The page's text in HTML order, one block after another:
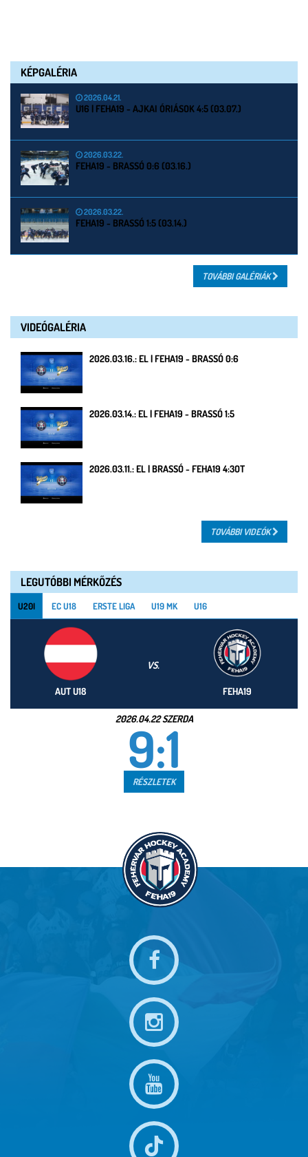
KÉPGALÉRIA
2026.04.21.
U16 | FEHA19 - AJKAI ÓRIÁSOK 4:5 (03.07.)
2026.03.22.
FEHA19 - BRASSÓ 0:6 (03.16.)
2026.03.22.
FEHA19 - BRASSÓ 1:5 (03.14.)
TOVÁBBI GALÉRIÁK
VIDEÓGALÉRIA
2026.03.16.: EL | FEHA19 - BRASSÓ 0:6
2026.03.14.: EL | FEHA19 - BRASSÓ 1:5
2026.03.11.: EL | BRASSÓ - FEHA19 4:3OT
TOVÁBBI VIDEÓK
LEGUTÓBBI MÉRKŐZÉS
U20I EC U18 ERSTE LIGA U19 MK U16
AUT U18
VS.
FEHA19
2026.04.22 SZERDA
9:1
RÉSZLETEK